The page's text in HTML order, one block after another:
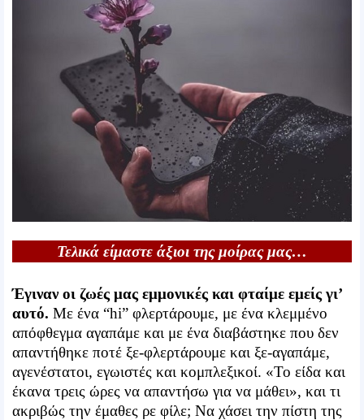
Τελικά είμαστε άξιοι της μοίρας μας…
Έγιναν οι ζωές μας εμμονικές και φταίμε εμείς γι’
αυτό. Με ένα “hi” φλερτάρουμε, με ένα κλεμμένο
απόφθεγμα αγαπάμε και με ένα διαβάστηκε που δεν
απαντήθηκε ποτέ ξε-φλερτάρουμε και ξε-αγαπάμε,
αγενέστατοι, εγωιστές και κομπλεξικοί. «Το είδα και
έκανα τρεις ώρες να απαντήσω για να μάθει», και τι
ακριβώς την έμαθες ρε φίλε; Να χάσει την πίστη της